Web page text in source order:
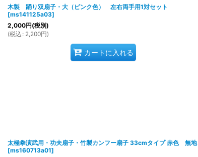
木製 踊り双扇子・大（ピンク色） 左右両手用1対セット
[ms141125a03]
2,000円(税別)
(税込 : 2,200円)
カートに入れる
太極拳演武用・功夫扇子・竹製カンフー扇子 33cmタイプ 赤色 無地
[ms160713a01]